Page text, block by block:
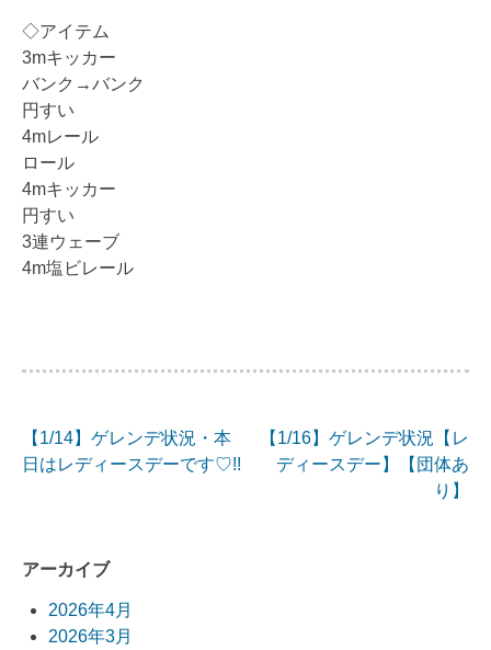
◇アイテム
3mキッカー
バンク→バンク
円すい
4mレール
ロール
4mキッカー
円すい
3連ウェーブ
4m塩ビレール
投
ビ
ゲ
【1/14】ゲレンデ状況・本
日はレディースデーです♡!!
【1/16】ゲレンデ状況【レ
ディースデー】【団体あ
り】
アーカイブ
2026年4月
2026年3月